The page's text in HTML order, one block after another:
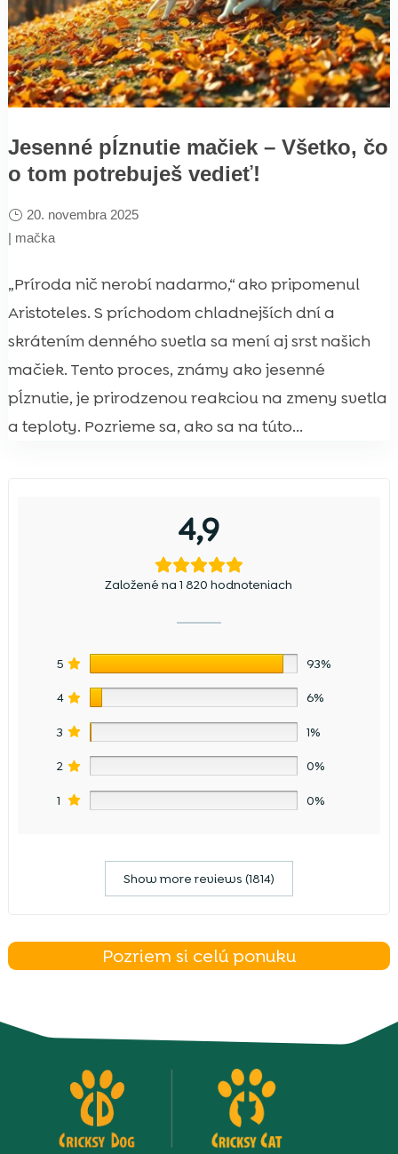
Jesenné pĺznutie mačiek – Všetko, čo
o tom potrebuješ vedieť!
20. novembra 2025
| mačka
„Príroda nič nerobí nadarmo,“ ako pripomenul
Aristoteles. S príchodom chladnejších dní a
skrátením denného svetla sa mení aj srst našich
mačiek. Tento proces, známy ako jesenné
pĺznutie, je prirodzenou reakciou na zmeny svetla
a teploty. Pozrieme sa, ako sa na túto...
4,9
Založené na 1 820 hodnoteniach
5 93%
4 6%
3 1%
2 0%
1 0%
Show more reviews (1814)
Pozriem si celú ponuku